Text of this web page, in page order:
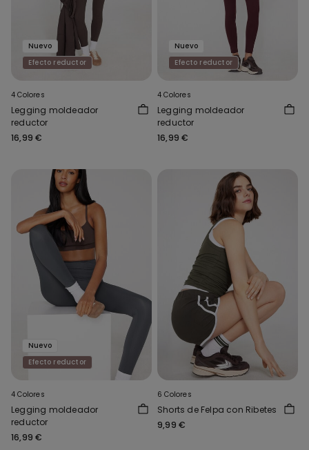
Nuevo
Efecto reductor
4 Colores
Legging moldeador
reductor
16,99 €
Nuevo
Efecto reductor
4 Colores
Legging moldeador
reductor
16,99 €
Nuevo
Efecto reductor
4 Colores
Legging moldeador
reductor
16,99 €
6 Colores
Shorts de Felpa con Ribetes
9,99 €